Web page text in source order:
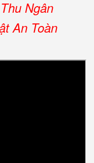
Ngân
An Toàn